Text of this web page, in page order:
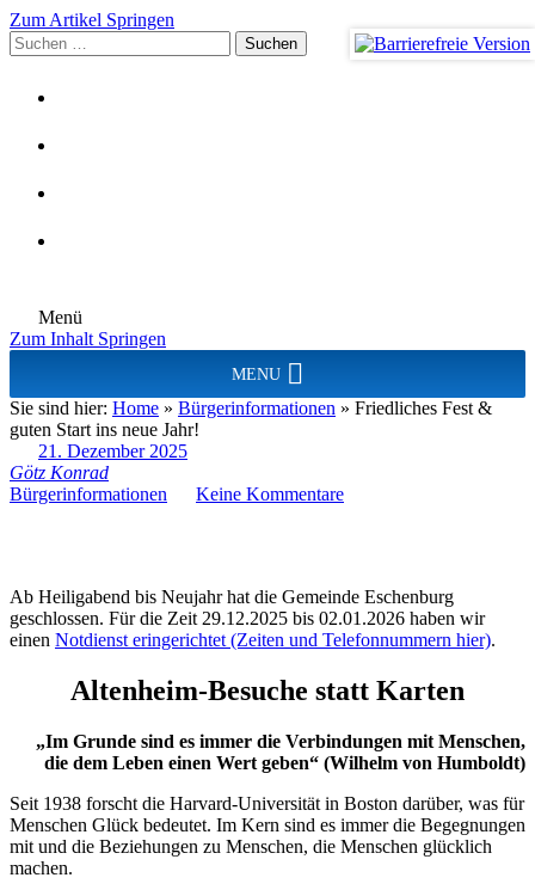
Zum Artikel Springen
Suchen
nach:
Menü
Zum Inhalt Springen
MENU
Sie sind hier: Home » Bürgerinformationen » Friedliches Fest &
guten Start ins neue Jahr!
21. Dezember 2025
Götz Konrad
Bürgerinformationen
Keine Kommentare
Ab Heiligabend bis Neujahr hat die Gemeinde Eschenburg
geschlossen. Für die Zeit 29.12.2025 bis 02.01.2026 haben wir
einen Notdienst eringerichtet (Zeiten und Telefonnummern hier).
Altenheim-Besuche statt Karten
„Im Grunde sind es immer die Verbindungen mit Menschen,
die dem Leben einen Wert geben“ (Wilhelm von Humboldt)
Seit 1938 forscht die Harvard-Universität in Boston darüber, was für
Menschen Glück bedeutet. Im Kern sind es immer die Begegnungen
mit und die Beziehungen zu Menschen, die Menschen glücklich
machen.